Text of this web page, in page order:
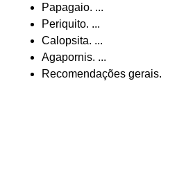
Papagaio. ...
Periquito. ...
Calopsita. ...
Agapornis. ...
Recomendações gerais.